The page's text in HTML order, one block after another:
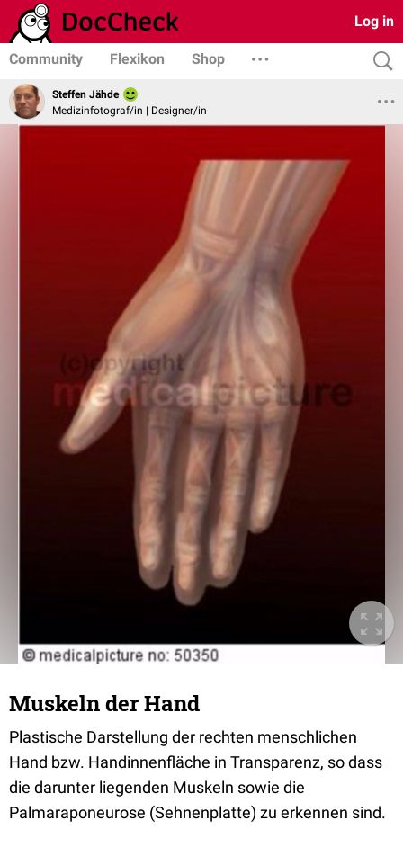
Log in
Community Flexikon Shop
Steffen Jähde
Medizinfotograf/in | Designer/in
Muskeln der Hand
Plastische Darstellung der rechten menschlichen
Hand bzw. Handinnenfläche in Transparenz, so dass
die darunter liegenden Muskeln sowie die
Palmaraponeurose (Sehnenplatte) zu erkennen sind.